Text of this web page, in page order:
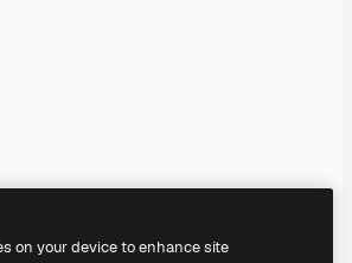
on your device to enhance site